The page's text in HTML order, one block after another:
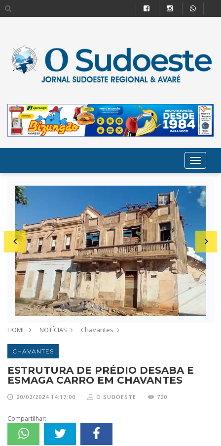
HOME NOTÍCIAS Chavantes
CHAVANTES
ESTRUTURA DE PRÉDIO DESABA E
ESMAGA CARRO EM CHAVANTES
20/02/2024 14:17:00 O SUDOESTE 720
Compartilhar: